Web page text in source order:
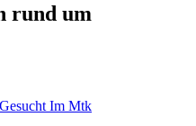
rund um
Im Mtk